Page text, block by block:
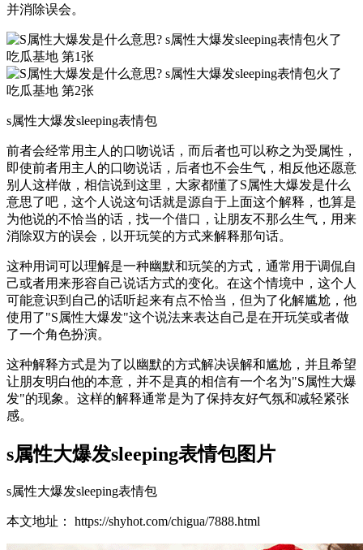
并消除误会。
s属性大爆发sleeping表情包
前者会经常用主人的口吻说话，而后者也可以称之为受属性，
即使前者用主人的口吻说话，后者也不会生气，相反他还愿意
别人这样做，相信说到这里，大家都懂了S属性大爆发是什么
意思了吧，这个人说这句话就是源自于上面这个解释，也算是
为他说的不恰当的话，找一个借口，让朋友不那么生气，用来
消除双方的误会，以开玩笑的方式来解释那句话。
这种用词可以理解是一种幽默和玩笑的方式，通常用于调侃自
己或者用来形容自己说话方式的变化。在这个情境中，这个人
可能意识到自己的话听起来有点不恰当，但为了化解尴尬，他
使用了"S属性大爆发"这个说法来表达自己是在开玩笑或者做
了一个角色扮演。
这种解释方式是为了以幽默的方式解决误解和尴尬，并且希望
让朋友明白他的本意，并不是真的相信有一个名为"S属性大爆
发"的现象。这样的解释通常是为了保持友好气氛和减轻紧张
感。
s属性大爆发sleeping表情包图片
s属性大爆发sleeping表情包
本文地址： https://shyhot.com/chigua/7888.html